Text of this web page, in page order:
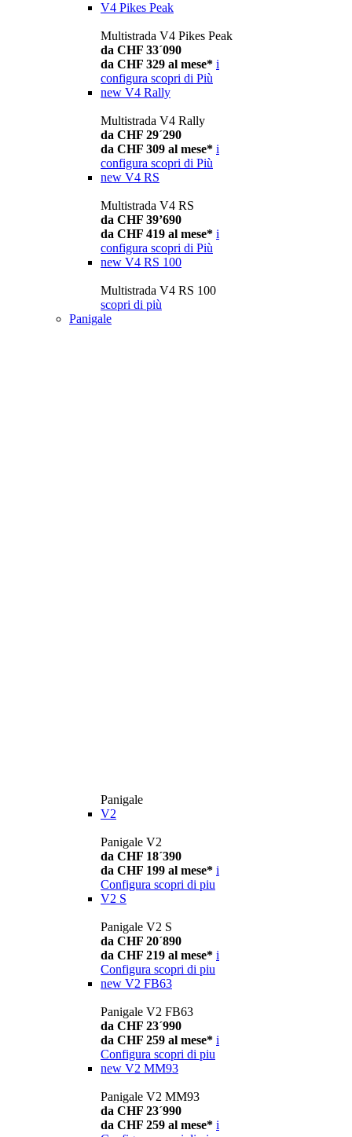
V4 Pikes Peak
Multistrada V4 Pikes Peak
da CHF 33´090
da CHF 329 al mese* i
configura scopri di Più
new V4 Rally
Multistrada V4 Rally
da CHF 29´290
da CHF 309 al mese* i
configura scopri di Più
new V4 RS
Multistrada V4 RS
da CHF 39’690
da CHF 419 al mese* i
configura scopri di Più
new V4 RS 100
Multistrada V4 RS 100
scopri di più
Panigale
Panigale
V2
Panigale V2
da CHF 18´390
da CHF 199 al mese* i
Configura scopri di piu
V2 S
Panigale V2 S
da CHF 20´890
da CHF 219 al mese* i
Configura scopri di piu
new V2 FB63
Panigale V2 FB63
da CHF 23´990
da CHF 259 al mese* i
Configura scopri di piu
new V2 MM93
Panigale V2 MM93
da CHF 23´990
da CHF 259 al mese* i